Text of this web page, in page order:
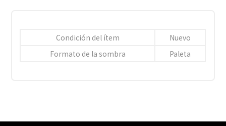
Condición del ítem
Nuevo
Formato de la sombra
Paleta